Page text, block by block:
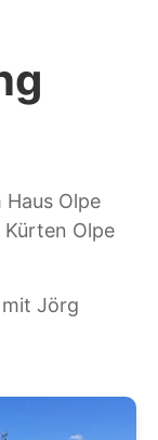
Olpe
Olpe
mit Jörg